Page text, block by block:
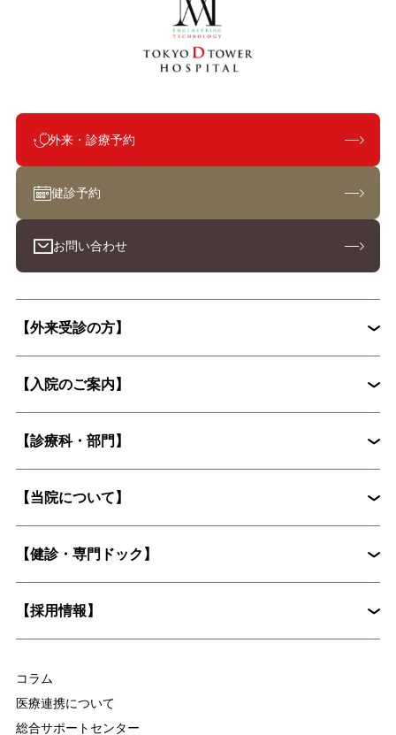
外来・診療予約
健診予約
お問い合わせ
【外来受診の方】
初診外来の流れ
【入院のご案内】
入院から退院までの流れ
【診療科・部門】
脳神経外科
【当院について】
院長挨拶
【健診・専門ドック】
【採用情報】
コラム
医療連携について
総合サポートセンター